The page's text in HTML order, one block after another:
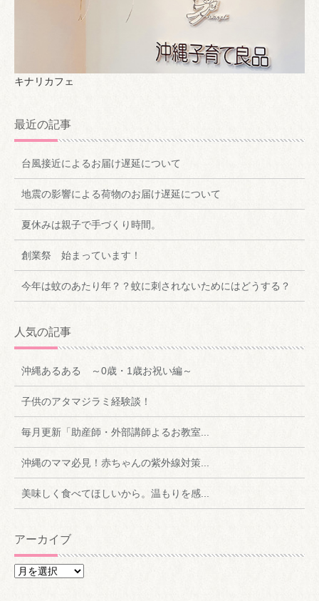
キナリカフェ
最近の記事
台風接近によるお届け遅延について
地震の影響による荷物のお届け遅延について
夏休みは親子で手づくり時間。
創業祭 始まっています！
今年は蚊のあたり年？？蚊に刺されないためにはどうする？
人気の記事
沖縄あるある ～0歳・1歳お祝い編～
子供のアタマジラミ経験談！
毎月更新「助産師・外部講師よるお教室...
沖縄のママ必見！赤ちゃんの紫外線対策...
美味しく食べてほしいから。温もりを感...
アーカイブ
ア